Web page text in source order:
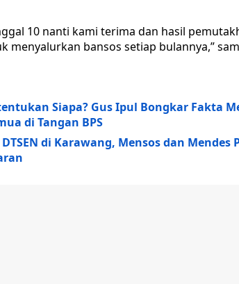
10 nanti kami terima dan hasil
menyalurkan bansos setiap bulannya,”
Siapa? Gus Ipul Bongkar Fakta
di Tangan BPS
di Karawang, Mensos dan Mendes